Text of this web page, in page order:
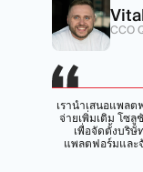
CCO
เรานำเสนอแพล
จ่ายเพิ่มเติม โซ
เพื่อจัดตั้งบริษั
แพลตฟอร์มและ